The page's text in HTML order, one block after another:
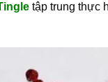
tập trung thực